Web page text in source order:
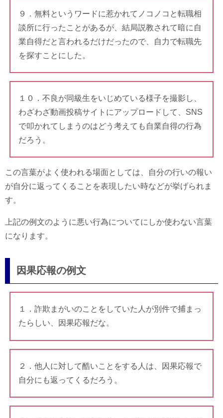
９．無料というワードに惹かれてノコノコと転職相
談所に行ったことがあるが、結局説教されて暗に自
業自得だと言われるだけだったので、自力で転職先
を探すことにした。
１０．不良が同級生をいじめている様子を撮影し、
わざわざ動画投稿サイトにアップロードして、SNS
で叩かれてしまうのはどう考えても自業自得の行為
だろう。
この言葉がよく使われる場面としては、自分の行いの報い
が自分に返ってくることを表現したい時などが挙げられま
す。
上記の例文のように悪い行為についてにしか使わない言葉
になります。
因果応報の例文
１．詐欺まがいのことをしていた人が別件で捕まっ
たらしい、因果応報だな。
２．他人に対して酷いことをする人は、因果応報で
自分にも返ってくるだろう。